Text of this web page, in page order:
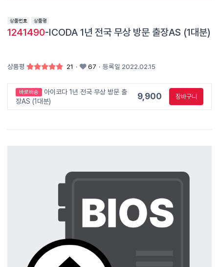
1241490-ICODA 1년 전국 무상 방문 출장AS (1대분)
상품평 21 · 67 · 등록일 2022.02.15
바로배송
아이코다 1년 전국 무상 방문 출
장AS (1대분)
9,900 장바구니